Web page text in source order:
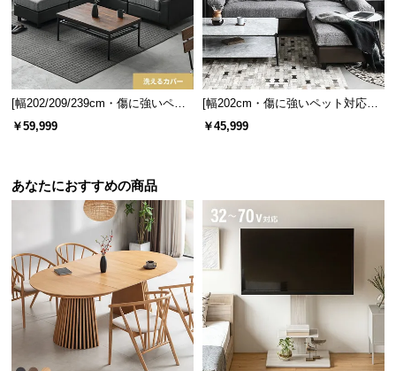
o.,
[幅202/209/239cm・傷に強いペッ
ト対応生地も] レイアウト自由 3人
￥59,999
[幅202cm・傷に強いペット対応生
地も] レイアウト自由 3人掛けカウ
￥45,999
あなたにおすすめの商品